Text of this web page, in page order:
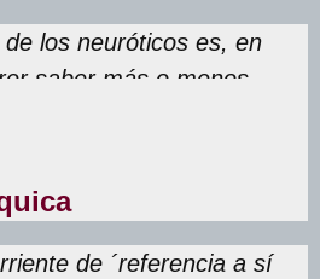
los neuróticos es, en
saber más o menos
de ´referencia a sí